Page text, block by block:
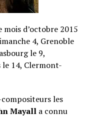
d’octobre 2015
4, Grenoble
le 9,
le 14, Clermont-
les
Mayalla connu